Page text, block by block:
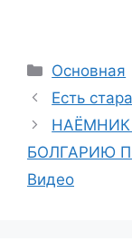
Рубрики
Основная
Есть
НАЁМНИК
БОЛГАРИЮ
Видео